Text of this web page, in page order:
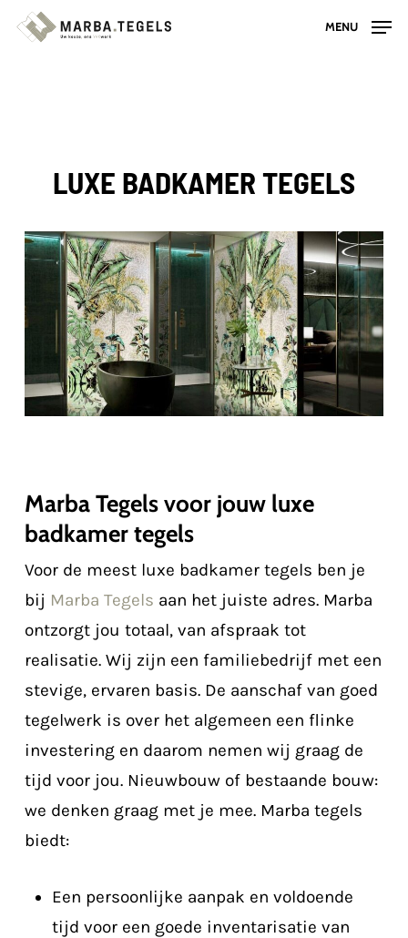
Skip
MENU
LUXE BADKAMER TEGELS
Marba Tegels voor jouw luxe
badkamer tegels
Voor de meest luxe badkamer tegels ben je
bij Marba Tegels aan het juiste adres. Marba
ontzorgt jou totaal, van afspraak tot
realisatie. Wij zijn een familiebedrijf met een
stevige, ervaren basis. De aanschaf van goed
tegelwerk is over het algemeen een flinke
investering en daarom nemen wij graag de
tijd voor jou. Nieuwbouw of bestaande bouw:
we denken graag met je mee. Marba tegels
biedt:
Een persoonlijke aanpak en voldoende
tijd voor een goede inventarisatie van